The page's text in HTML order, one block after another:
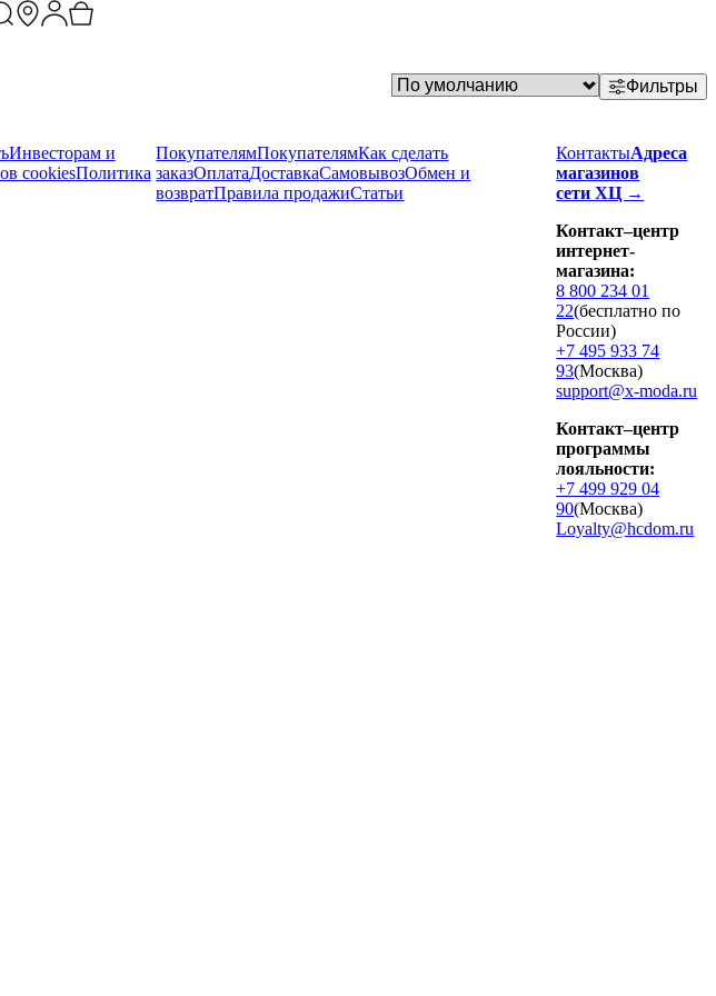
Фильтры
Инвесторам и
cookiesПолитика
ПокупателямПокупателямКак сделать
заказОплатаДоставкаCамовывозОбмен и
возвратПравила продажиСтатьи
КонтактыАдреса
магазинов
сети ХЦ →
Контакт–центр
интернет-
магазина:
8 800 234 01
22(бесплатно по
России)
+7 495 933 74
93(Москва)
support@x-moda.ru
Контакт–центр
программы
лояльности:
+7 499 929 04
90(Москва)
Loyalty@hcdom.ru